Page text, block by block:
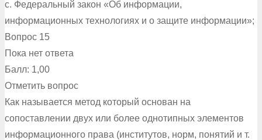
c. Федеральный закон «Об информации,
информационных технологиях и о защите информации»;
Вопрос 15
Пока нет ответа
Балл: 1,00
Отметить вопрос
Как называется метод который основан на
сопоставлении двух или более однотипных элементов
информационного права (институтов, норм, понятий и т.